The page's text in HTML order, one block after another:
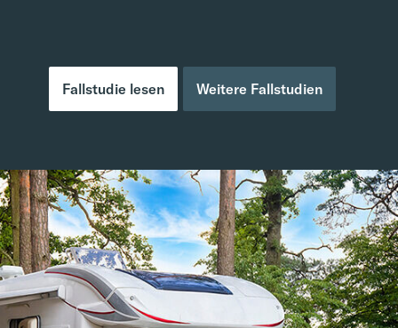
Fallstudie lesen Weitere Fallstudien